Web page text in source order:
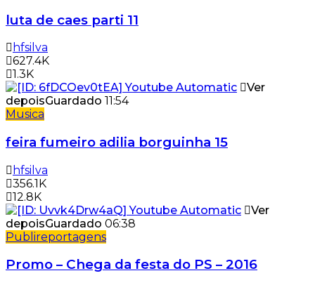
luta de caes parti 11
hfsilva
627.4K
1.3K
Ver
depoisGuardado 11:54
Musica
feira fumeiro adilia borguinha 15
hfsilva
356.1K
12.8K
Ver
depoisGuardado 06:38
Publireportagens
Promo – Chega da festa do PS – 2016